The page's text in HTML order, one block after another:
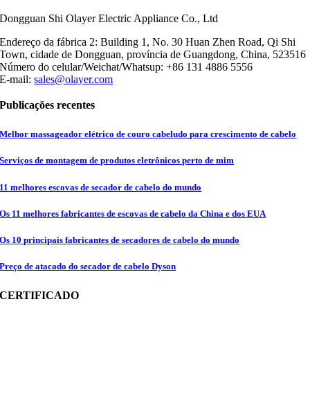
Dongguan Shi Olayer Electric Appliance Co., Ltd
Endereço da fábrica 2: Building 1, No. 30 Huan Zhen Road, Qi Shi
Town, cidade de Dongguan, província de Guangdong, China, 523516
Número do celular/Weichat/Whatsup: +86 131 4886 5556
E-mail:sales@olayer.com
Publicações recentes
Melhor massageador elétrico de couro cabeludo para crescimento de cabelo
Serviços de montagem de produtos eletrônicos perto de mim
11 melhores escovas de secador de cabelo do mundo
Os 11 melhores fabricantes de escovas de cabelo da China e dos EUA
Os 10 principais fabricantes de secadores de cabelo do mundo
Preço de atacado do secador de cabelo Dyson
CERTIFICADO